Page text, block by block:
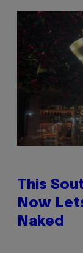
This
Now
Naked